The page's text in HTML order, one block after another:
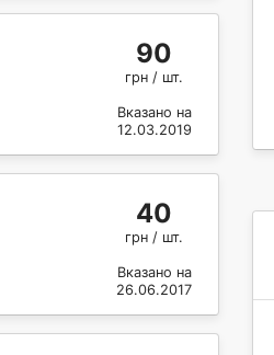
90
грн / шт.
Вказано на
12.03.2019
40
грн / шт.
Вказано на
26.06.2017